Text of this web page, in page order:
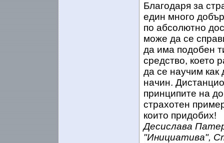
Благодаря за
един много
по абсолютно
може да се
да има подобен
средство, което
да се научим как
начин.
принципите на
страхотен
които придобих!
Десислава
"Инициатива",